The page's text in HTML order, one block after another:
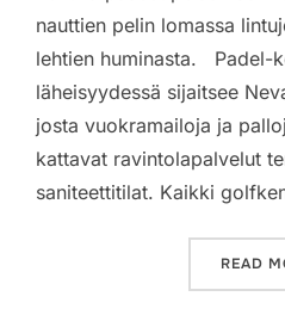
nauttien pelin lomassa
lehtien huminasta. Padel-
läheisyydessä sijaitsee
josta vuokramailoja ja
kattavat ravintolapalvelut
saniteettitilat. Kaikki
READ